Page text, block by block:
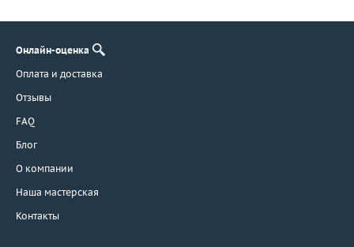
Онлайн-оценка
Оплата и доставка
Отзывы
FAQ
Блог
О компании
Наша мастерская
Контакты